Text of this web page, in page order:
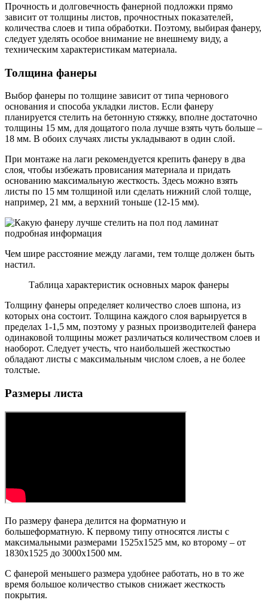
Прочность и долговечность фанерной подложки прямо
зависит от толщины листов, прочностных показателей,
количества слоев и типа обработки. Поэтому, выбирая фанеру,
следует уделять особое внимание не внешнему виду, а
техническим характеристикам материала.
Толщина фанеры
Выбор фанеры по толщине зависит от типа чернового
основания и способа укладки листов. Если фанеру
планируется стелить на бетонную стяжку, вполне достаточно
толщины 15 мм, для дощатого пола лучше взять чуть больше –
18 мм. В обоих случаях листы укладывают в один слой.
При монтаже на лаги рекомендуется крепить фанеру в два
слоя, чтобы избежать провисания материала и придать
основанию максимальную жесткость. Здесь можно взять
листы по 15 мм толщиной или сделать нижний слой толще,
например, 21 мм, а верхний тоньше (12-15 мм).
Чем шире расстояние между лагами, тем толще должен быть
настил.
Таблица характеристик основных марок фанеры
Толщину фанеры определяет количество слоев шпона, из
которых она состоит. Толщина каждого слоя варьируется в
пределах 1-1,5 мм, поэтому у разных производителей фанера
одинаковой толщины может различаться количеством слоев и
наоборот. Следует учесть, что наибольшей жесткостью
обладают листы с максимальным числом слоев, а не более
толстые.
Размеры листа
По размеру фанера делится на форматную и
большеформатную. К первому типу относятся листы с
максимальными размерами 1525х1525 мм, ко второму – от
1830х1525 до 3000х1500 мм.
С фанерой меньшего размера удобнее работать, но в то же
время большое количество стыков снижает жесткость
покрытия.